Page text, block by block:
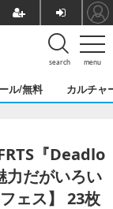
menu
search
ル/無料 カルチャ
『Deadlo
力だがいろい
ェス】 23枚